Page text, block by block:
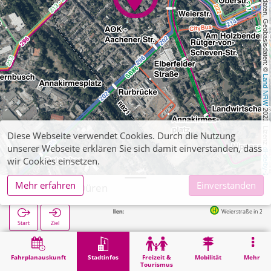
, Kartendaten, Geobasisdaten: ©
Land NRW
2021, Lizenz
dl-de/by-2-0
Fahrplanauskunft Stadtinfos
Freizeit &
Tourismus
Mobilität Mehr
Finanzamt Düren
Start Ziel
Weierstraße in 202m
Stadtinfos Finanzamt Düren
Diese Webseite verwendet Cookies. Durch die Nutzung
unserer Webseite erklären Sie sich damit einverstanden, dass
wir Cookies einsetzen.
Mehr erfahren
Einverstanden